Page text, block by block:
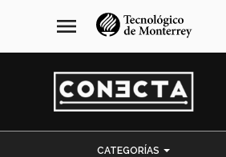
navegación
principal
menu
CATEGORÍAS